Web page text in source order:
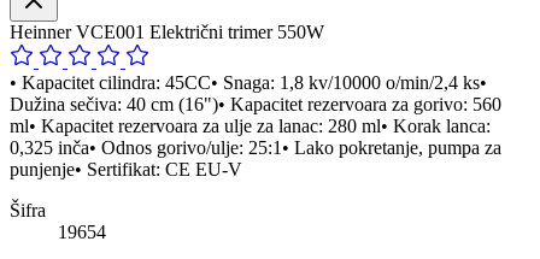
Heinner VCE001 Električni trimer 550W
• Kapacitet cilindra: 45CC• Snaga: 1,8 kv/10000 o/min/2,4 ks•
Dužina sečiva: 40 cm (16")• Kapacitet rezervoara za gorivo: 560
ml• Kapacitet rezervoara za ulje za lanac: 280 ml• Korak lanca:
0,325 inča• Odnos gorivo/ulje: 25:1• Lako pokretanje, pumpa za
punjenje• Sertifikat: CE EU-V
Šifra
19654